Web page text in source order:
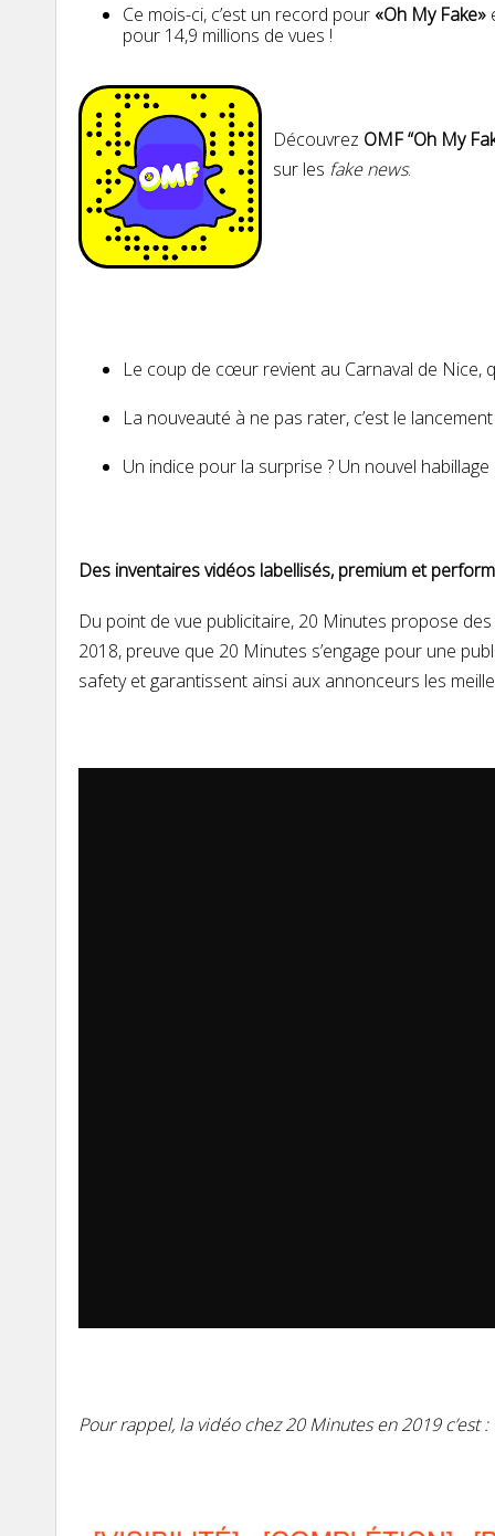
Ce mois-ci, c’est un record pour «Oh My Fake»
pour 14,9 millions de vues !
Découvrez OMF “Oh My
sur les fake news.
Le coup de cœur revient au Carnaval de Nice,
La nouveauté à ne pas rater, c’est le
Un indice pour la surprise ? Un nouvel
Des inventaires vidéos labellisés, premium et
Du point de vue publicitaire, 20 Minutes propose
2018, preuve que 20 Minutes s’engage pour une
safety et garantissent ainsi aux annonceurs les
Pour rappel, la vidéo chez 20 Minutes en 2019 c’est :